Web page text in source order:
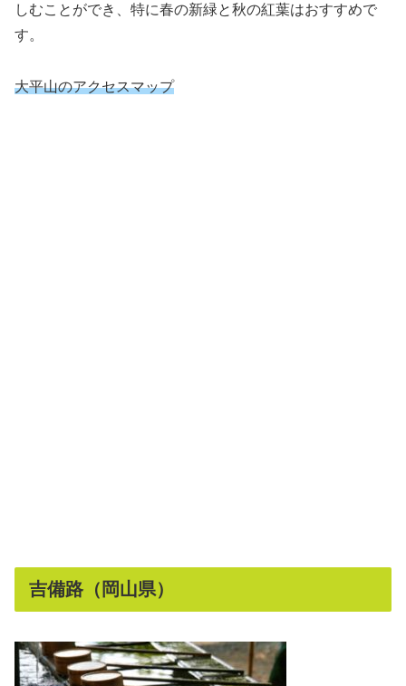
しむことができ、特に春の新緑と秋の紅葉はおすすめで
す。
大平山のアクセスマップ
吉備路（岡山県）